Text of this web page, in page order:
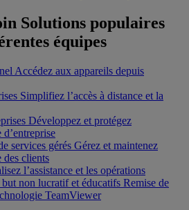
Solutions populaires
équipes
Accédez aux appareils depuis
Simplifiez l’accès à distance et la
Développez et protégez
services gérés Gérez et maintenez
des clients
l’assistance et les opérations
but non lucratif et éducatifs Remise de
TeamViewer